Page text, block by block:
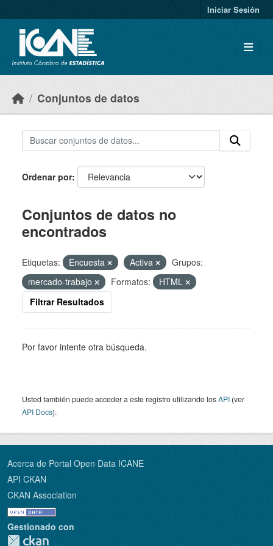
Iniciar Sesión
Conjuntos de datos
Ordenar por
Conjuntos de datos no
encontrados
Etiquetas: Encuesta Activa
Grupos:
mercado-trabajo
Formatos:
HTML
Filtrar Resultados
Por favor intente otra búsqueda.
Usted también puede acceder a este registro utilizando losAPI (ver
API Docs).
Acerca de Portal Open Data ICANE
API CKAN
CKAN Association
Gestionado con